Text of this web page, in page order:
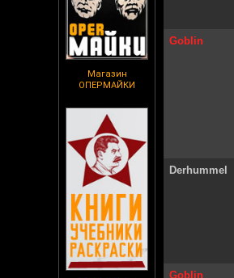
Магазин
ОПЕРМАЙКИ
Goblin
Derhummel
Goblin